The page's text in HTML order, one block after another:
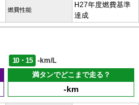
燃費性能
H27年度燃費基準
達成
10・15
-km/L
満タンでどこまで走る？
-km